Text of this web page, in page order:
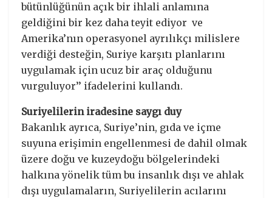
bütünlüğünün açık bir ihlali anlamına
geldiğini bir kez daha teyit ediyor ve
Amerika’nın operasyonel ayrılıkçı milislere
verdiği desteğin, Suriye karşıtı planlarını
uygulamak için ucuz bir araç olduğunu
vurguluyor’’ ifadelerini kullandı.
Suriyelilerin iradesine saygı duy
Bakanlık ayrıca, Suriye’nin, gıda ve içme
suyuna erişimin engellenmesi de dahil olmak
üzere doğu ve kuzeydoğu bölgelerindeki
halkına yönelik tüm bu insanlık dışı ve ahlak
dışı uygulamaların, Suriyelilerin acılarını